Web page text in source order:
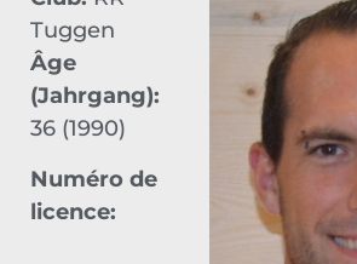
Tuggen
Âge
(Jahrgang):
36 (1990)
Numéro de
licence: